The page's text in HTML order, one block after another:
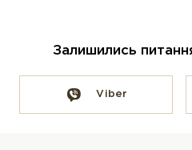
Залишились
Viber